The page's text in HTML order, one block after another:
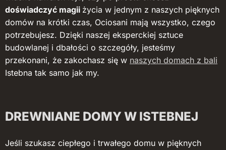
doświadczyć magii życia w jednym z naszych pięknych
domów na krótki czas, Ociosani mają wszystko, czego
potrzebujesz. Dzięki naszej eksperckiej sztuce
budowlanej i dbałości o szczegóły, jesteśmy
przekonani, że zakochasz się w naszych domach z bali
Istebna tak samo jak my.
DREWNIANE DOMY W ISTEBNEJ
Jeśli szukasz ciepłego i trwałego domu w pięknych